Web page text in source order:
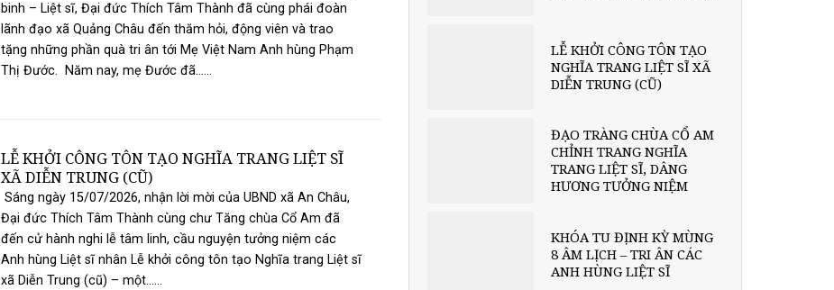
binh – Liệt sĩ, Đại đức Thích Tâm Thành đã cùng phái đoàn
lãnh đạo xã Quảng Châu đến thăm hỏi, động viên và trao
tặng những phần quà tri ân tới Mẹ Việt Nam Anh hùng Phạm
Thị Đước. Năm nay, mẹ Đước đã......
LỄ KHỞI CÔNG TÔN TẠO NGHĨA TRANG LIỆT SĨ
XÃ DIỄN TRUNG (CŨ)
Sáng ngày 15/07/2026, nhận lời mời của UBND xã An Châu,
Đại đức Thích Tâm Thành cùng chư Tăng chùa Cổ Am đã
đến cử hành nghi lễ tâm linh, cầu nguyện tưởng niệm các
Anh hùng Liệt sĩ nhân Lễ khởi công tôn tạo Nghĩa trang Liệt sĩ
xã Diễn Trung (cũ) – một......
LỄ KHỞI CÔNG TÔN TẠO
NGHĨA TRANG LIỆT SĨ XÃ
DIỄN TRUNG (CŨ)
ĐẠO TRÀNG CHÙA CỔ AM
CHỈNH TRANG NGHĨA
TRANG LIỆT SĨ, DÂNG
HƯƠNG TƯỞNG NIỆM
KHÓA TU ĐỊNH KỲ MÙNG
8 ÂM LỊCH – TRI ÂN CÁC
ANH HÙNG LIỆT SĨ